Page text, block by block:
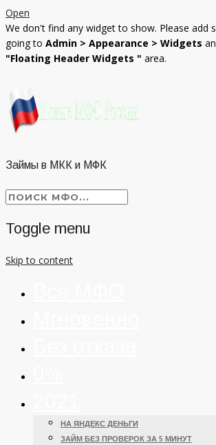
Open
We don't find any widget to show. Please add
going to Admin > Appearance > Widgets
"Floating Header Widgets " area.
Займы в МКК и МФК
Toggle menu
Skip to content
НА ЯНДЕКС ДЕНЬГИ
ЗАЙМ БЕЗ ПРОВЕРОК ЗА 5 МИНУТ